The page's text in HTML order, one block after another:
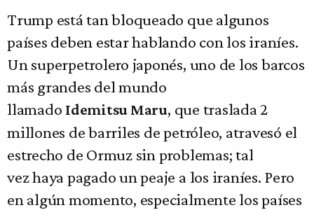
Trump está tan bloqueado que algunos
países deben estar hablando con los iraníes.
Un superpetrolero japonés, uno de los barcos
más grandes del mundo
llamado Idemitsu Maru, que traslada 2
millones de barriles de petróleo, atravesó el
estrecho de Ormuz sin problemas; tal
vez haya pagado un peaje a los iraníes. Pero
en algún momento, especialmente los países